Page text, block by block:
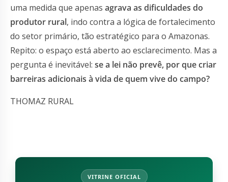
uma medida que apenas agrava as dificuldades do
produtor rural, indo contra a lógica de fortalecimento
do setor primário, tão estratégico para o Amazonas.
Repito: o espaço está aberto ao esclarecimento. Mas a
pergunta é inevitável: se a lei não prevê, por que criar
barreiras adicionais à vida de quem vive do campo?
THOMAZ RURAL
VITRINE OFICIAL